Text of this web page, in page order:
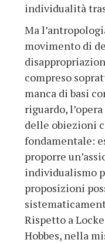
individualità
Ma
movimento di
compreso
manca di basi
riguardo,
delle obiezioni
fondamentale:
proporre
individualismo
proposizioni
Rispetto a
Hobbes, nella